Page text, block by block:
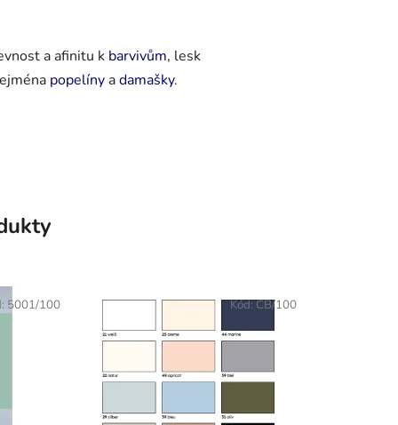
a afinitu k barvivům, lesk
popelíny adamašky.
5001/100 Kód:CB/100